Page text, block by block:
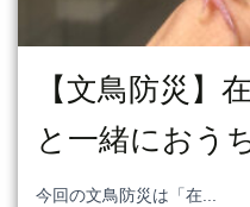
【文鳥防災】
と一緒におう
今回の文鳥防災は「在...